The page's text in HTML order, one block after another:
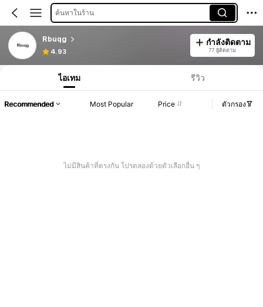
ค้นหาในร้าน
Rbuqg
4.93
กำลังติดตาม
77 ผู้ติดตาม
ไอเทม รีวิว
Recommended Most Popular Price ตัวกรอง
ไม่มีสินค้าที่ตรงกัน โปรดลองด้วยตัวเลือกอื่น ๆ